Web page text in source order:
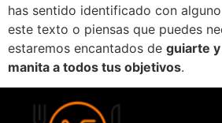
has sentido identificado con
este texto o piensas que puedes
estaremos encantados de guiarte
manita a todos tus objetivos.